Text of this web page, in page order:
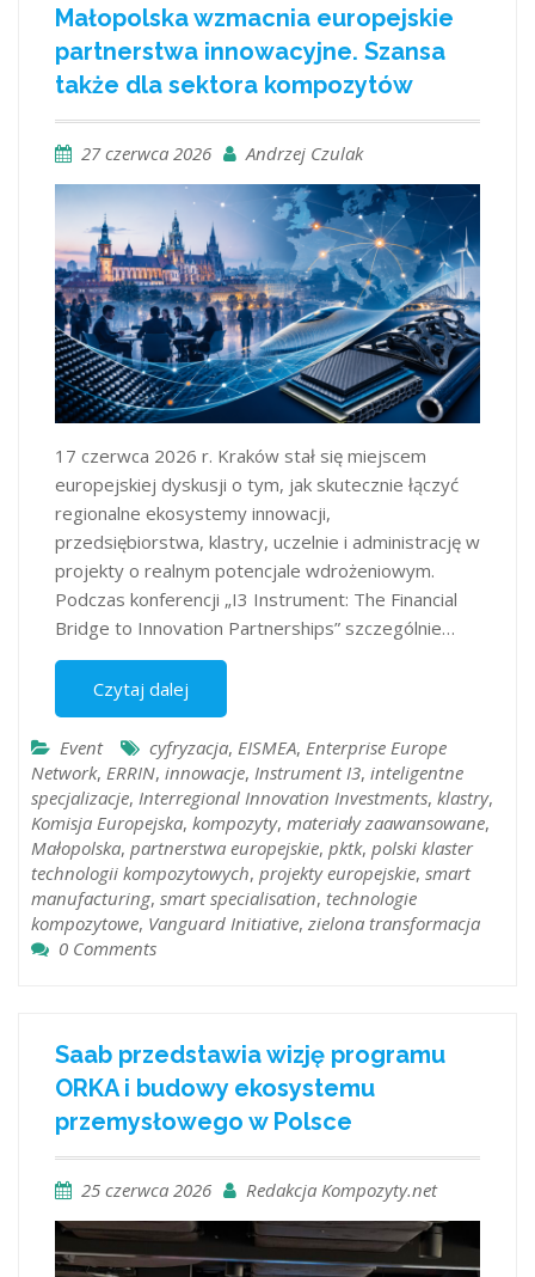
Małopolska wzmacnia europejskie
partnerstwa innowacyjne. Szansa
także dla sektora kompozytów
27 czerwca 2026 Andrzej Czulak
17 czerwca 2026 r. Kraków stał się miejscem
europejskiej dyskusji o tym, jak skutecznie łączyć
regionalne ekosystemy innowacji,
przedsiębiorstwa, klastry, uczelnie i administrację w
projekty o realnym potencjale wdrożeniowym.
Podczas konferencji „I3 Instrument: The Financial
Bridge to Innovation Partnerships” szczególnie…
Czytaj dalej
Event cyfryzacja, EISMEA, Enterprise Europe
Network, ERRIN, innowacje, Instrument I3, inteligentne
specjalizacje, Interregional Innovation Investments, klastry,
Komisja Europejska, kompozyty, materiały zaawansowane,
Małopolska, partnerstwa europejskie, pktk, polski klaster
technologii kompozytowych, projekty europejskie, smart
manufacturing, smart specialisation, technologie
kompozytowe, Vanguard Initiative, zielona transformacja
0 Comments
Saab przedstawia wizję programu
ORKA i budowy ekosystemu
przemysłowego w Polsce
25 czerwca 2026 Redakcja Kompozyty.net